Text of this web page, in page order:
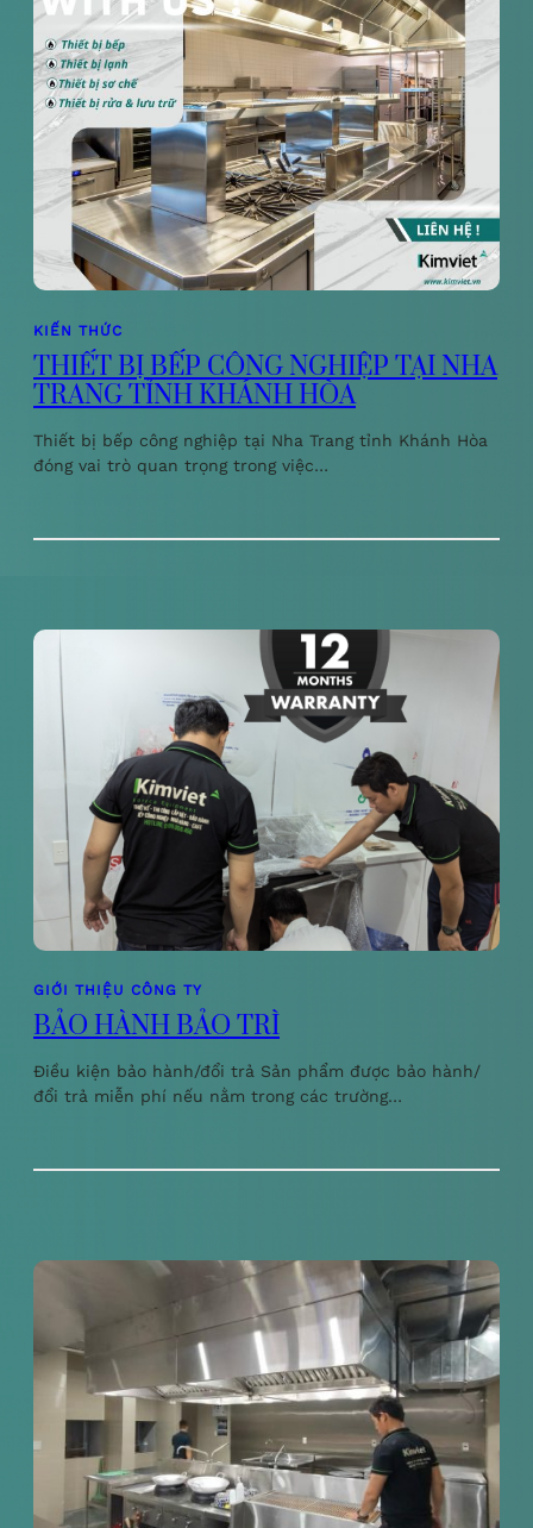
KIẾN THỨC
THIẾT BỊ BẾP CÔNG NGHIỆP TẠI NHA
TRANG TỈNH KHÁNH HÒA
Thiết bị bếp công nghiệp tại Nha Trang tỉnh Khánh Hòa
đóng vai trò quan trọng trong việc…
GIỚI THIỆU CÔNG TY
BẢO HÀNH BẢO TRÌ
Điều kiện bảo hành/đổi trả Sản phẩm được bảo hành/
đổi trả miễn phí nếu nằm trong các trường…